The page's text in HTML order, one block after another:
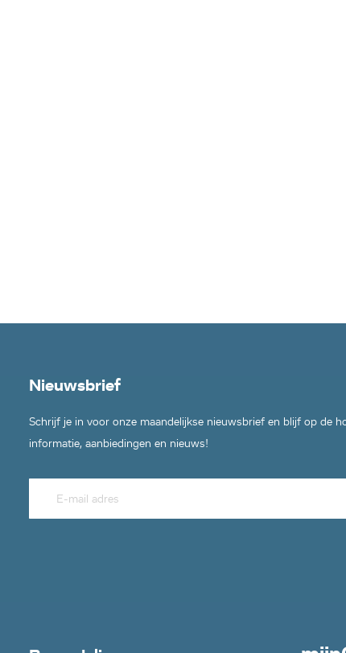
Nieuwsbrief
Schrijf je in voor onze maandelijkse nieuwsbrief en blijf op de
informatie, aanbiedingen en nieuws!